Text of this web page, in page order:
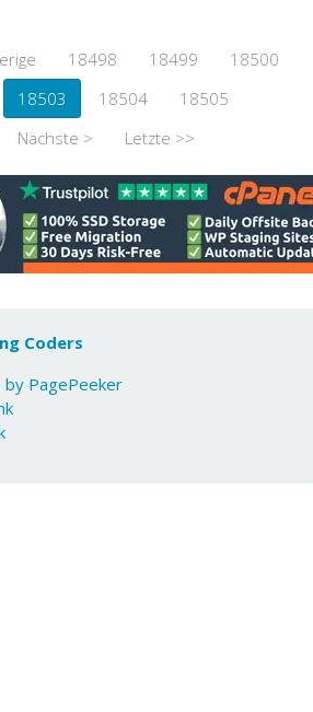
18498 18499
18500
18503 18504
18505
Nächste > Letzte >>
Coders
PagePeeker